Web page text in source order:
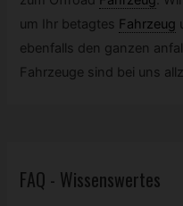
um Ihr betagtes Fahrzeug
ebenfalls den ganzen
Fahrzeuge sind bei uns
FAQ - Wissenswertes